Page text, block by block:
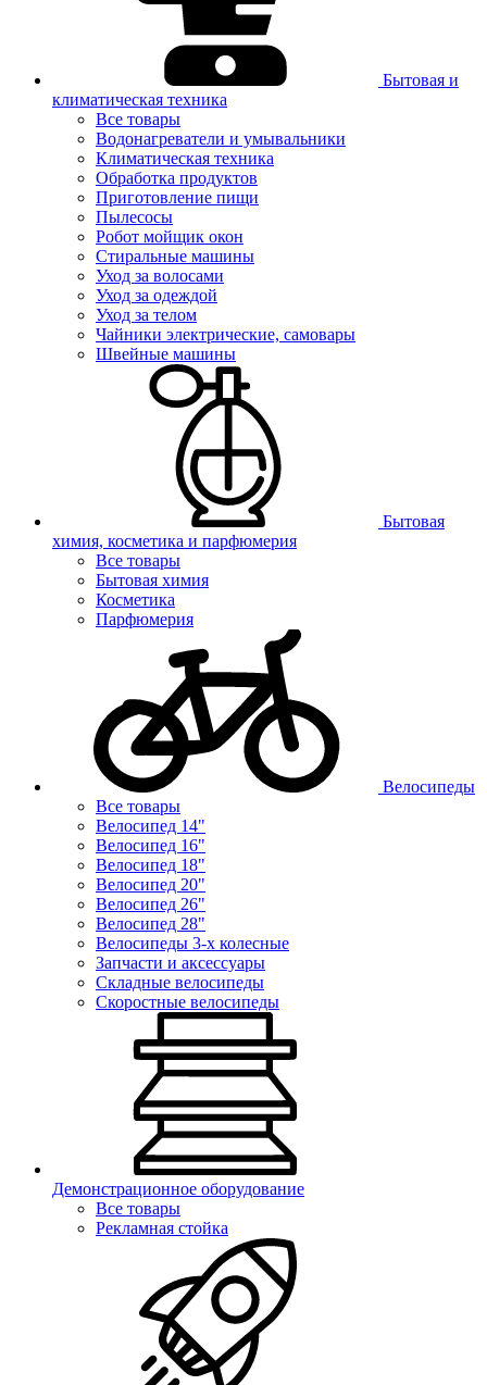
Бытовая и
климатическая техника
Все товары
Водонагреватели и умывальники
Климатическая техника
Обработка продуктов
Приготовление пищи
Пылесосы
Робот мойщик окон
Стиральные машины
Уход за волосами
Уход за одеждой
Уход за телом
Чайники электрические, самовары
Швейные машины
Бытовая
химия, косметика и парфюмерия
Все товары
Бытовая химия
Косметика
Парфюмерия
Велосипеды
Все товары
Велосипед 14"
Велосипед 16"
Велосипед 18"
Велосипед 20"
Велосипед 26"
Велосипед 28"
Велосипеды 3-х колесные
Запчасти и аксессуары
Складные велосипеды
Скоростные велосипеды
Демонстрационное оборудование
Все товары
Рекламная стойка